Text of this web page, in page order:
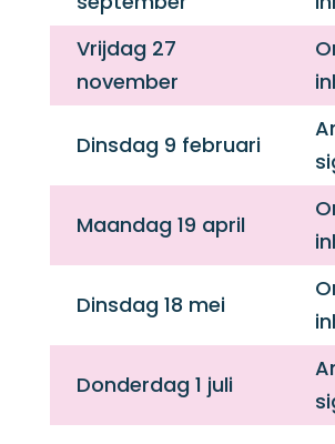
Vrijdag 27
november
Dinsdag 9 februari
Maandag 19 april
Dinsdag 18 mei
Donderdag 1 juli